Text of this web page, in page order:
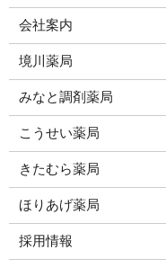
会社案内
境川薬局
みなと調剤薬局
こうせい薬局
きたむら薬局
ほりあげ薬局
採用情報